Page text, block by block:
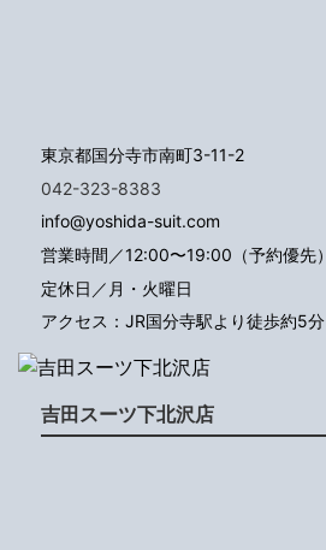
東京都国分寺市南町3-11-2
042-323-8383
info@yoshida-suit.com
営業時間／12:00〜19:00（予約優先）
定休日／月・火曜日
アクセス：JR国分寺駅より徒歩約5分
吉田スーツ下北沢店